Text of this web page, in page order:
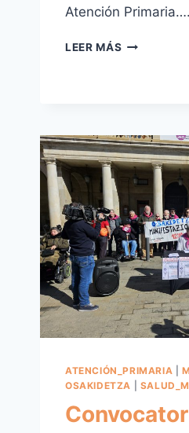
Atención Primaria….
LEER MÁS REPENSAR
ATENCIÓN_PRIMARIA
OSAKIDETZA